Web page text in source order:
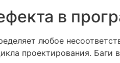
в
любое
проектирования.